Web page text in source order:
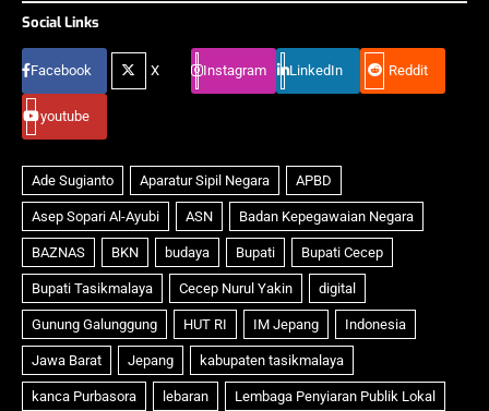
Social Links
Facebook X Instagram LinkedIn Reddit
youtube